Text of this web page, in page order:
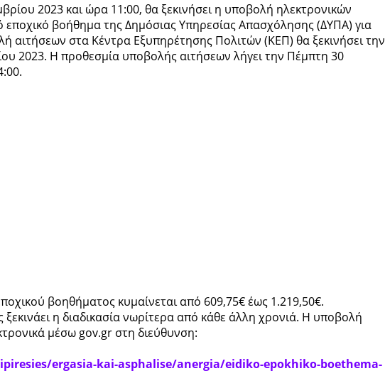
2023 και ώρα 11:00, θα ξεκινήσει η υποβολή ηλεκτρονικών
εποχικό βοήθημα της Δημόσιας Υπηρεσίας Απασχόλησης (ΔΥΠΑ) για
αιτήσεων στα Κέντρα Εξυπηρέτησης Πολιτών (ΚΕΠ) θα ξεκινήσει την
2023. Η προθεσμία υποβολής αιτήσεων λήγει την Πέμπτη 30
βοηθήματος κυμαίνεται από 609,75€ έως 1.219,50€.
ξεκινάει η διαδικασία νωρίτερα από κάθε άλλη χρονιά. Η υποβολή
μέσω gov.gr στη διεύθυνση:
ergasia-kai-asphalise/anergia/eidiko-epokhiko-boethema-